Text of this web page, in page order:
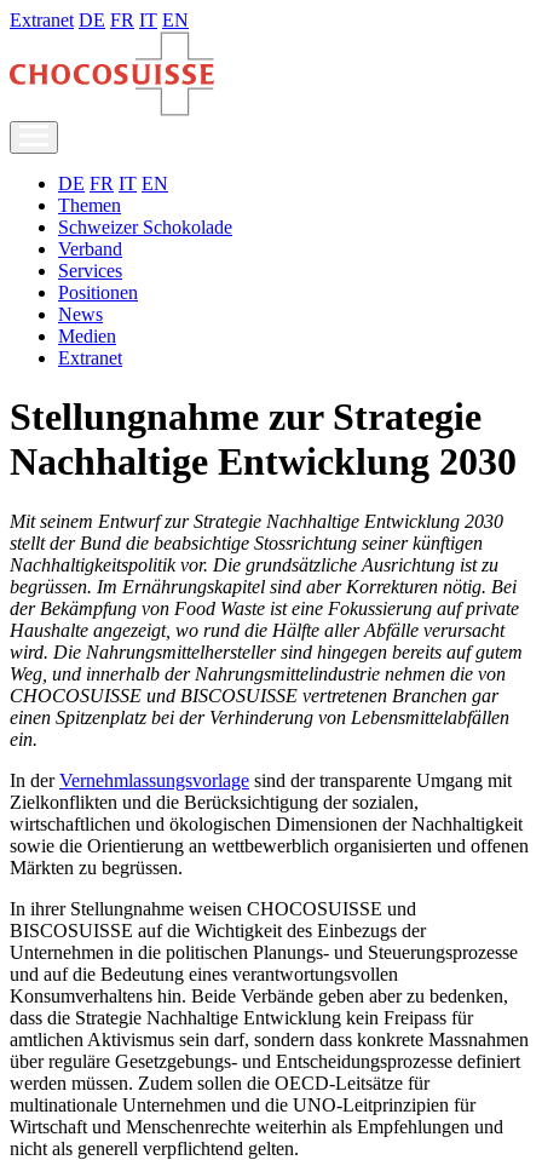
Extranet DE FR IT EN
DE FR IT EN
Themen
Schweizer Schokolade
Verband
Services
Positionen
News
Medien
Extranet
Stellungnahme zur Strategie
Nachhaltige Entwicklung 2030
Mit seinem Entwurf zur Strategie Nachhaltige Entwicklung 2030
stellt der Bund die beabsichtige Stossrichtung seiner künftigen
Nachhaltigkeitspolitik vor. Die grundsätzliche Ausrichtung ist zu
begrüssen. Im Ernährungskapitel sind aber Korrekturen nötig. Bei
der Bekämpfung von Food Waste ist eine Fokussierung auf private
Haushalte angezeigt, wo rund die Hälfte aller Abfälle verursacht
wird. Die Nahrungsmittelhersteller sind hingegen bereits auf gutem
Weg, und innerhalb der Nahrungsmittelindustrie nehmen die von
CHOCOSUISSE und BISCOSUISSE vertretenen Branchen gar
einen Spitzenplatz bei der Verhinderung von Lebensmittelabfällen
ein.
In derVernehmlassungsvorlage sind der transparente Umgang mit
Zielkonflikten und die Berücksichtigung der sozialen,
wirtschaftlichen und ökologischen Dimensionen der Nachhaltigkeit
sowie die Orientierung an wettbewerblich organisierten und offenen
Märkten zu begrüssen.
In ihrer Stellungnahme weisen CHOCOSUISSE und
BISCOSUISSE auf die Wichtigkeit des Einbezugs der
Unternehmen in die politischen Planungs- und Steuerungsprozesse
und auf die Bedeutung eines verantwortungsvollen
Konsumverhaltens hin. Beide Verbände geben aber zu bedenken,
dass die Strategie Nachhaltige Entwicklung kein Freipass für
amtlichen Aktivismus sein darf, sondern dass konkrete Massnahmen
über reguläre Gesetzgebungs- und Entscheidungsprozesse definiert
werden müssen. Zudem sollen die OECD-Leitsätze für
multinationale Unternehmen und die UNO-Leitprinzipien für
Wirtschaft und Menschenrechte weiterhin als Empfehlungen und
nicht als generell verpflichtend gelten.